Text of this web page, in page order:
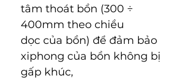
tâm thoát bồn (300 ÷
400mm theo chiều
dọc của bồn) để đảm bảo
xiphong của bồn không bị
gấp khúc,